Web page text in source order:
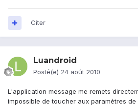
Citer
Luandroid
Posté(e) 24 août 2010
L'application message me remets
impossible de toucher aux paramètres